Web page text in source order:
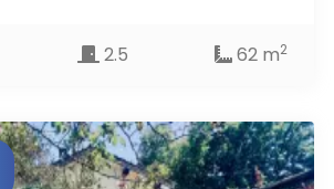
2.5 62 m2